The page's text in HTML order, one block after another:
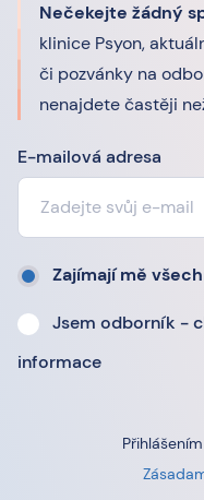
Nečekejte žádný
klinice Psyon,
či pozvánky na
nenajdete častěji
E-mailová adresa
Zajímají mě
Jsem odborník -
informace